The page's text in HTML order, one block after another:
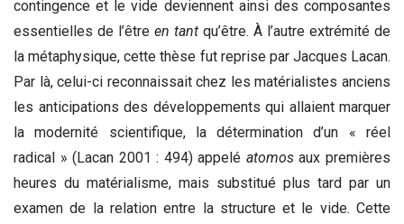
contingence et le vide deviennent ainsi des composantes
essentielles de l’être en tant qu’être. À l’autre extrémité de
la métaphysique, cette thèse fut reprise par Jacques Lacan.
Par là, celui-ci reconnaissait chez les matérialistes anciens
les anticipations des développements qui allaient marquer
la modernité scientifique, la détermination d’un « réel
radical » (Lacan 2001 : 494) appelé atomosaux premières
heures du matérialisme, mais substitué plus tard par un
examen de la relation entre la structure et le vide. Cette